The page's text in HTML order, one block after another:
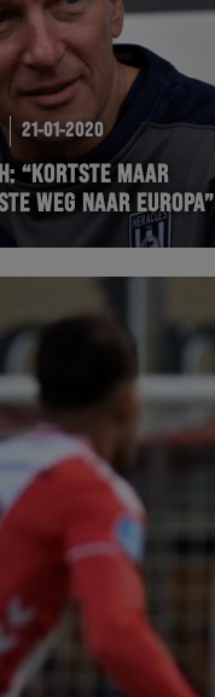
21-01-2020
“KORTSTE MAAR
WEG NAAR EUROPA”